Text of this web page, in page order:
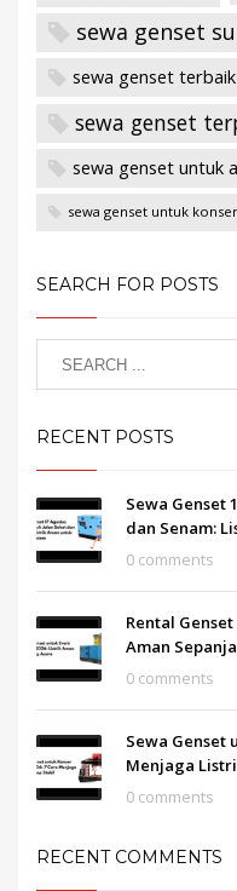
sewa genset
sewa genset terbaik
sewa genset
sewa genset untuk
sewa genset untuk konser
SEARCH FOR POSTS
RECENT POSTS
Sewa Genset
dan Senam:
0 comments
Rental
Aman
0 comments
Sewa Genset
Menjaga
0 comments
RECENT COMMENTS